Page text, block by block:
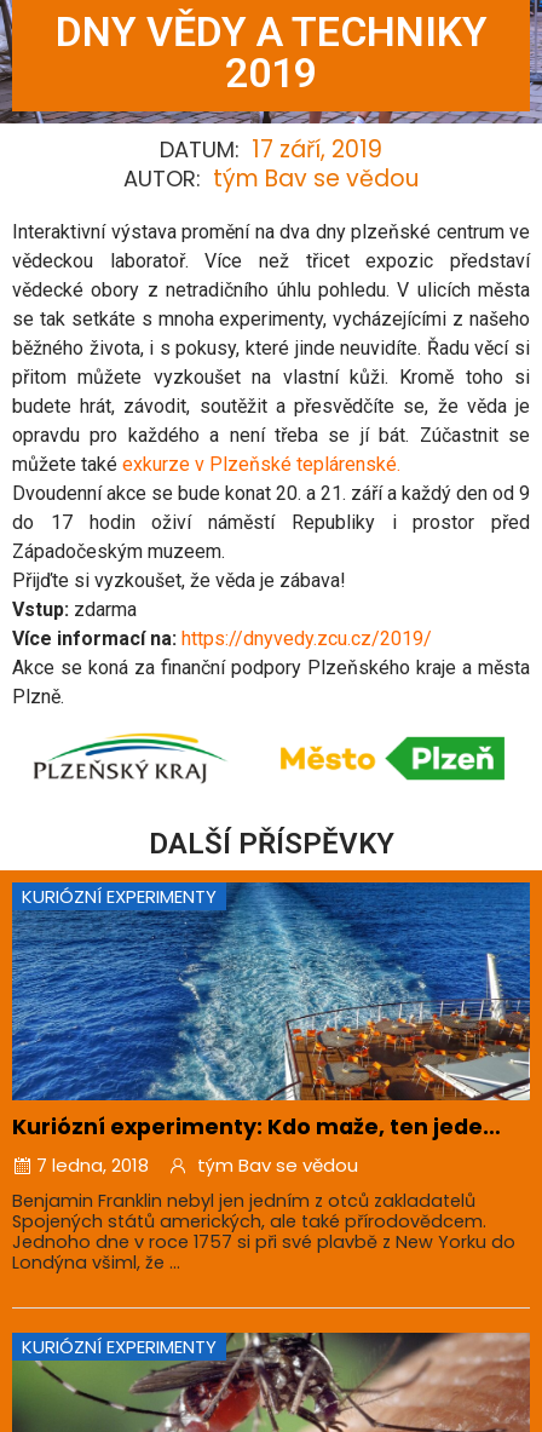
DNY VĚDY A TECHNIKY
2019
DATUM: 17 září, 2019
AUTOR: tým Bav se vědou
Interaktivní výstava promění na dva dny plzeňské centrum ve
vědeckou laboratoř. Více než třicet expozic představí
vědecké obory z netradičního úhlu pohledu. V ulicích města
se tak setkáte s mnoha experimenty, vycházejícími z našeho
běžného života, i s pokusy, které jinde neuvidíte. Řadu věcí si
přitom můžete vyzkoušet na vlastní kůži. Kromě toho si
budete hrát, závodit, soutěžit a přesvědčíte se, že věda je
opravdu pro každého a není třeba se jí bát. Zúčastnit se
můžete také exkurze v Plzeňské teplárenské.
Dvoudenní akce se bude konat 20. a 21. září a každý den od 9
do 17 hodin oživí náměstí Republiky i prostor před
Západočeským muzeem.
Přijďte si vyzkoušet, že věda je zábava!
Vstup: zdarma
Více informací na: https://dnyvedy.zcu.cz/2019/
Akce se koná za finanční podpory Plzeňského kraje a města
Plzně.
DALŠÍ PŘÍSPĚVKY
KURIÓZNÍ EXPERIMENTY
Kuriózní experimenty: Kdo maže, ten jede…
7 ledna, 2018 tým Bav se vědou
Benjamin Franklin nebyl jen jedním z otců zakladatelů
Spojených států amerických, ale také přírodovědcem.
Jednoho dne v roce 1757 si při své plavbě z New Yorku do
Londýna všiml, že ...
KURIÓZNÍ EXPERIMENTY